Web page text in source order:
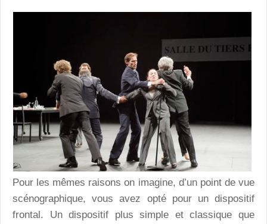
Pour les mêmes raisons on imagine, d’un point de vue
scénographique, vous avez opté pour un dispositif
frontal. Un dispositif plus simple et classique que